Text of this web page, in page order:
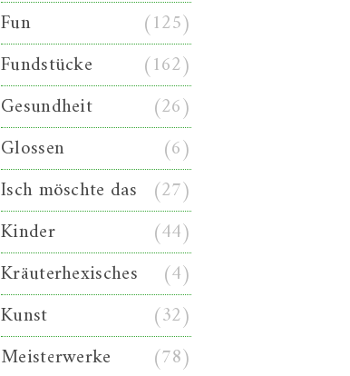
Fun
(125)
Fundstücke
(162)
Gesundheit
(26)
Glossen
(6)
Isch möschte das (27)
Kinder
(44)
Kräuterhexisches
(4)
Kunst
(32)
Meisterwerke
(78)